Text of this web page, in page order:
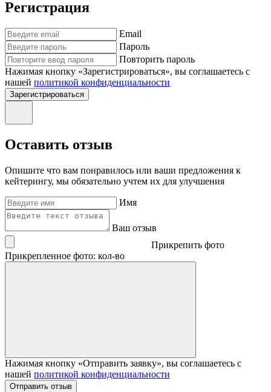
Регистрация
Email
Пароль
Повторить пароль
Нажимая кнопку «Зарегистрироваться», вы соглашаетесь с
нашей политикой конфиденциальности
Зарегистрироваться
Оставить отзыв
Опишите что вам понравилось или ваши предложения к
кейтерингу, мы обязательно учтем их для улучшения
Имя
Ваш отзыв
Прикрепить фото
Прикрепленное фото: кол-во
Нажимая кнопку «Отправить заявку», вы соглашаетесь с
нашей политикой конфиденциальности
Отправить отзыв